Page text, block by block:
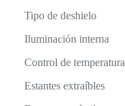
Tipo de deshielo
Iluminación interna
Control de temperatura
Estantes extraíbles